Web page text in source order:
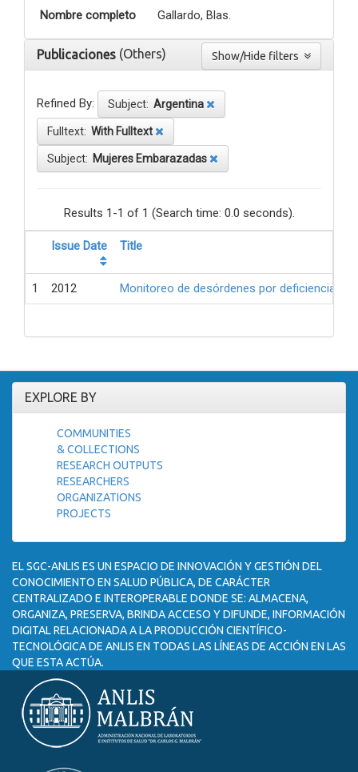
Nombre completo Gallardo, Blas.
Publicaciones (Others)
Refined By: Subject: Argentina
Fulltext: With Fulltext
Subject: Mujeres Embarazadas
Results 1-1 of 1 (Search time: 0.0 seconds).
Issue Date Title
1 2012 Monitoreo de desórdenes por deficiencia
EXPLORE BY
COMMUNITIES
& COLLECTIONS
RESEARCH OUTPUTS
RESEARCHERS
ORGANIZATIONS
PROJECTS
EL SGC-ANLIS ES UN ESPACIO DE INNOVACIÓN Y GESTIÓN DEL
CONOCIMIENTO EN SALUD PÚBLICA, DE CARÁCTER
CENTRALIZADO E INTEROPERABLE DONDE SE: ALMACENA,
ORGANIZA, PRESERVA, BRINDA ACCESO Y DIFUNDE, INFORMACIÓN
DIGITAL RELACIONADA A LA PRODUCCIÓN CIENTÍFICO-
TECNOLÓGICA DE ANLIS EN TODAS LAS LÍNEAS DE ACCIÓN EN LAS
QUE ESTA ACTÚA.